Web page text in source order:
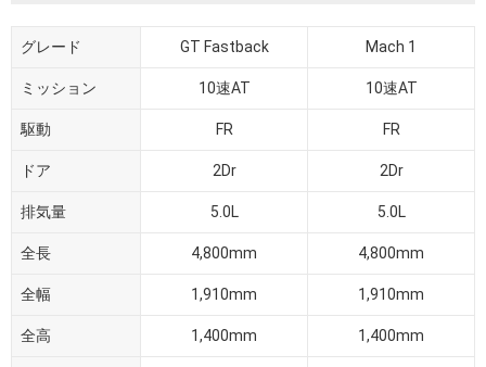
グレード GT Fastback Mach 1
ミッション 10速AT 10速AT
駆動 FR FR
ドア 2Dr 2Dr
排気量 5.0L 5.0L
全長 4,800mm 4,800mm
全幅 1,910mm 1,910mm
全高 1,400mm 1,400mm